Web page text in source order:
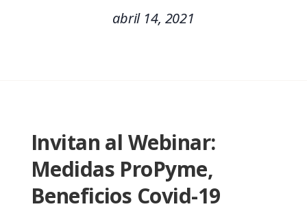
abril 14, 2021
Invitan al Webinar:
Medidas ProPyme,
Beneficios Covid-19